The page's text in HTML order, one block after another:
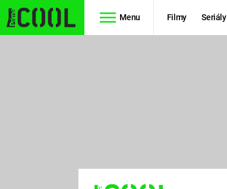
Menu Filmy Seriály